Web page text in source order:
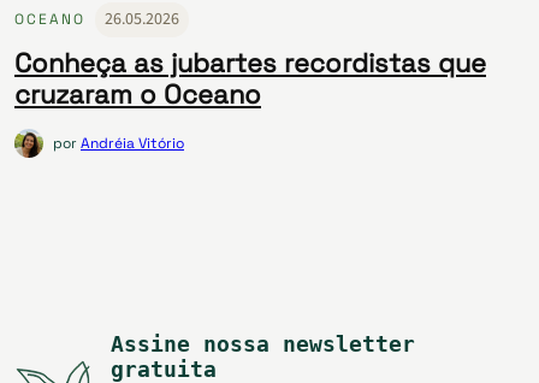
OCEANO 26.05.2026
Conheça as jubartes recordistas que
cruzaram o Oceano
porAndréia Vitório
Assine nossa newsletter
gratuita